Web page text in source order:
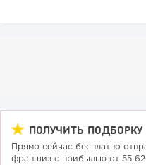
76
Конференции августа
ПОЛУЧИТЬ
Прямо сейчас бесплатно
франшиз с прибылью от 55